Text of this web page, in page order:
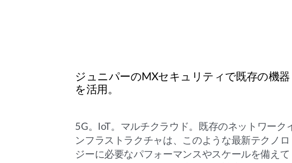
ジュニパーのMXセキュリティで既存の機器
を活用。
5G。IoT。マルチクラウド。既存のネットワーク
ンフラストラクチャは、このような最新テクノロ
ジーに必要なパフォーマンスやスケールを備えて